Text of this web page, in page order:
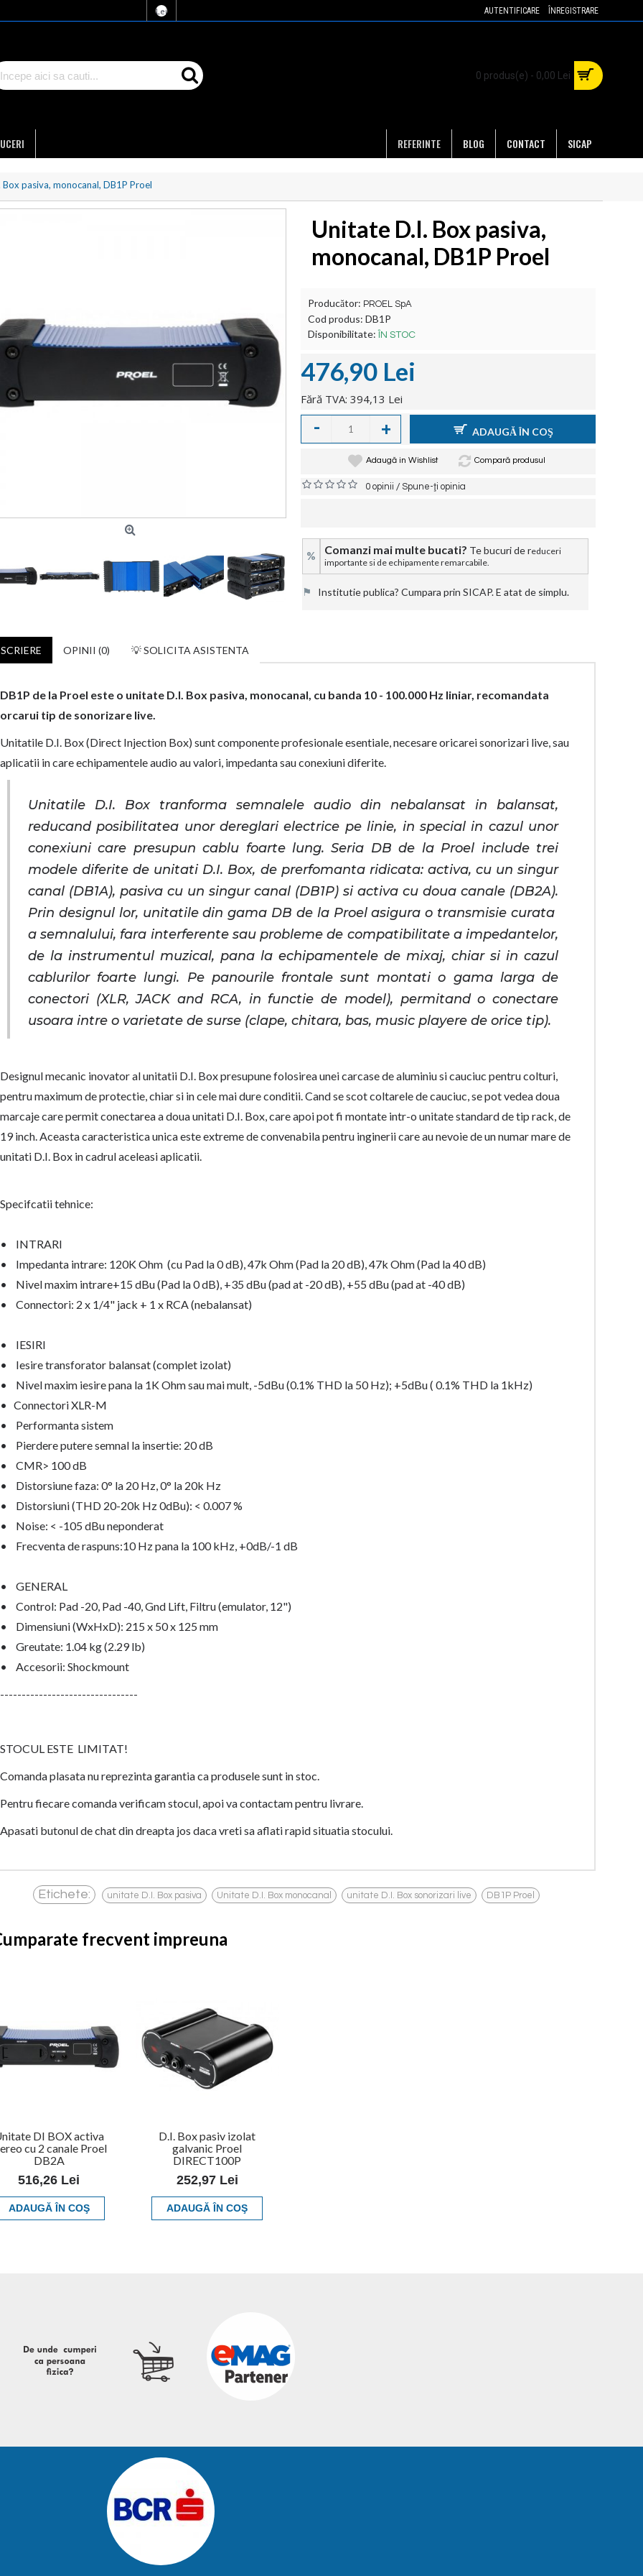
Lei AUTENTIFICARE ÎNREGISTRARE
0 produs(e) - 0,00 Lei
SICAP
CONTACT
BLOG
REFERINTE
pasiva, monocanal, DB1P Proel
Unitate D.I. Box pasiva,
monocanal, DB1P Proel
Producător: PROEL SpA
Cod produs: DB1P
Disponibilitate: ÎN STOC
476,90 Lei
Fără TVA: 394,13 Lei
- + ADAUGĂ ÎN COŞ
Adaugă in Wishlist Compară produsul
0 opinii /Spune-ţi opinia
% Comanzi mai multe bucati? Te bucuri de reduceri
importante si de echipamente remarcabile.
⚑ Institutie publica? Cumpara prin SICAP. E atat de simplu.
OPINII (0) 💡 SOLICITA ASISTENTA
DB1P de la Proel este o unitate D.I. Box pasiva, monocanal, cu banda 10 - 100.000 Hz liniar, recomandata
orcarui tip de sonorizare live.
Unitatile D.I. Box (Direct Injection Box) sunt componente profesionale esentiale, necesare oricarei sonorizari live, sau
aplicatii in care echipamentele audio au valori, impedanta sau conexiuni diferite.
Unitatile D.I. Box tranforma semnalele audio din nebalansat in balansat,
reducand posibilitatea unor dereglari electrice pe linie, in special in cazul unor
conexiuni care presupun cablu foarte lung. Seria DB de la Proel include trei
modele diferite de unitati D.I. Box, de prerfomanta ridicata: activa, cu un singur
canal (DB1A), pasiva cu un singur canal (DB1P) si activa cu doua canale (DB2A).
Prin designul lor, unitatile din gama DB de la Proel asigura o transmisie curata
a semnalului, fara interferente sau probleme de compatibilitate a impedantelor,
de la instrumentul muzical, pana la echipamentele de mixaj, chiar si in cazul
cablurilor foarte lungi. Pe panourile frontale sunt montati o gama larga de
conectori (XLR, JACK and RCA, in functie de model), permitand o conectare
usoara intre o varietate de surse (clape, chitara, bas, music playere de orice tip).
Designul mecanic inovator al unitatii D.I. Box presupune folosirea unei carcase de aluminiu si cauciuc pentru colturi,
pentru maximum de protectie, chiar si in cele mai dure conditii. Cand se scot coltarele de cauciuc, se pot vedea doua
marcaje care permit conectarea a doua unitati D.I. Box, care apoi pot fi montate intr-o unitate standard de tip rack, de
19 inch. Aceasta caracteristica unica este extreme de convenabila pentru inginerii care au nevoie de un numar mare de
unitati D.I. Box in cadrul aceleasi aplicatii.
Specifcatii tehnice:
• INTRARI
• Impedanta intrare: 120K Ohm (cu Pad la 0 dB), 47k Ohm (Pad la 20 dB), 47k Ohm (Pad la 40 dB)
• Nivel maxim intrare+15 dBu (Pad la 0 dB), +35 dBu (pad at -20 dB), +55 dBu (pad at -40 dB)
• Connectori: 2 x 1/4" jack + 1 x RCA (nebalansat)
• IESIRI
• Iesire transforator balansat (complet izolat)
• Nivel maxim iesire pana la 1K Ohm sau mai mult, -5dBu (0.1% THD la 50 Hz); +5dBu ( 0.1% THD la 1kHz)
• Connectori XLR-M
• Performanta sistem
• Pierdere putere semnal la insertie: 20 dB
• CMR> 100 dB
• Distorsiune faza: 0° la 20 Hz, 0° la 20k Hz
• Distorsiuni (THD 20-20k Hz 0dBu): < 0.007 %
• Noise: < -105 dBu neponderat
• Frecventa de raspuns:10 Hz pana la 100 kHz, +0dB/-1 dB
• GENERAL
• Control: Pad -20, Pad -40, Gnd Lift, Filtru (emulator, 12")
• Dimensiuni (WxHxD): 215 x 50 x 125 mm
• Greutate: 1.04 kg (2.29 lb)
• Accesorii: Shockmount
--------------------------------
STOCUL ESTE LIMITAT!
Comanda plasata nu reprezinta garantia ca produsele sunt in stoc.
Pentru fiecare comanda verificam stocul, apoi va contactam pentru livrare.
Apasati butonul de chat din dreapta jos daca vreti sa aflati rapid situatia stocului.
Etichete: unitate D.I. Box pasiva Unitate D.I. Box monocanal unitate D.I. Box sonorizari live DB1P Proel
frecvent impreuna
DI BOX activa
cu 2 canale Proel
DB2A
516,26 Lei
ADAUGĂ ÎN COŞ
D.I. Box pasiv izolat
galvanic Proel
DIRECT100P
252,97 Lei
ADAUGĂ ÎN COŞ